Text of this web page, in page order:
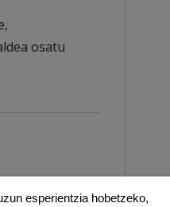
osatu
esperientzia hobetzeko,